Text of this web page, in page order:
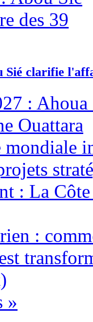
clarifie
:
Ouattara
mondiale
: La
:
»